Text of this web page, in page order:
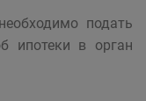
подать
ипотеки в орган